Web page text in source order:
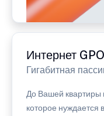
Интернет
Гигабитная
До Вашей квартиры
которое нуждается